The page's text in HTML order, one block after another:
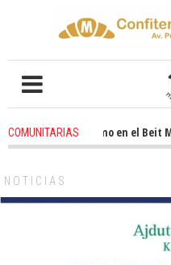
COMUNITARIAS
entusiasmo en el Beit
NOTICIAS